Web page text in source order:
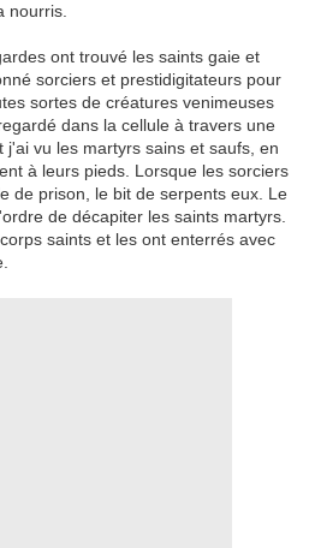
nourris.
ont trouvé les saints gaie et
sorciers et prestidigitateurs pour
sortes de créatures venimeuses
dans la cellule à travers une
vu les martyrs sains et saufs, en
à leurs pieds. Lorsque les sorciers
de prison, le bit de serpents eux. Le
de décapiter les saints martyrs.
saints et les ont enterrés avec